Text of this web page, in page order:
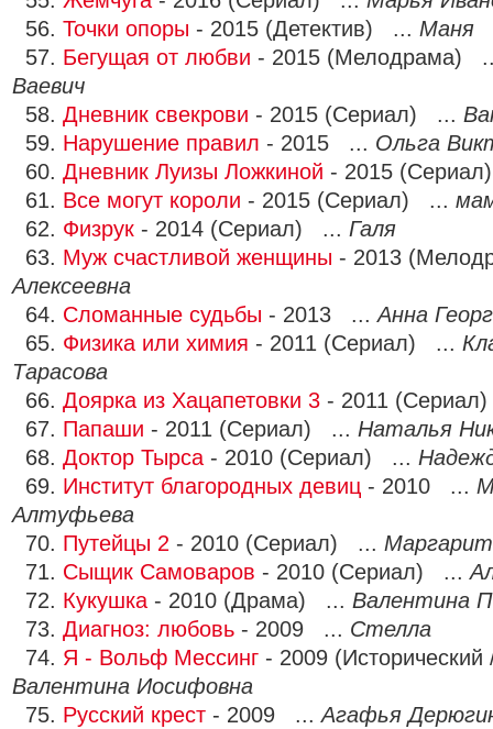
56. Точки опоры - 2015 (Детектив) ... Маня
57. Бегущая от любви - 2015 (Мелодрама)
Ваевич
58. Дневник свекрови - 2015 (Сериал) ...
59. Нарушение правил - 2015 ... Ольга
60. Дневник Луизы Ложкиной - 2015
61. Все могут короли - 2015 (Сериал) ...
62. Физрук - 2014 (Сериал) ... Галя
63. Муж счастливой женщины - 2013
Алексеевна
64. Сломанные судьбы - 2013 ...Анна
65. Физика или химия - 2011 (Сериал) ...
Тарасова
66. Доярка из Хацапетовки 3 - 2011
67. Папаши - 2011 (Сериал) ... Наталья
68. Доктор Тырса - 2010 (Сериал) ...
69. Институт благородных девиц - 2010 ...
Алтуфьева
70. Путейцы 2 - 2010 (Сериал) ...
71. Сыщик Самоваров - 2010 (Сериал) ...
72. Кукушка - 2010 (Драма) ... Валентина
73. Диагноз: любовь - 2009 ... Стелла
74. Я - Вольф Мессинг - 2009
Валентина Иосифовна
75. Русский крест - 2009 ...Агафья